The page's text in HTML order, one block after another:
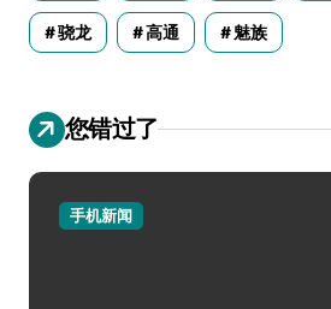
骁龙 高通 魅族
您错过了
手机新闻